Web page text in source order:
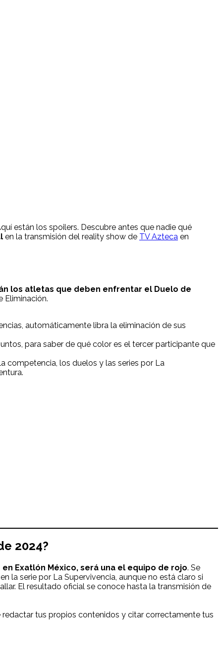
están los spoilers. Descubre antes que nadie qué
en la transmisión del reality show de TV Azteca en
los atletas que deben enfrentar el Duelo de
Eliminación.
automáticamente libra la eliminación de sus
para saber de qué color es el tercer participante que
competencia, los duelos y las series por La
2024?
Exatlón México, será una el equipo de rojo. Se
la serie por La Supervivencia, aunque no está claro si
El resultado oficial se conoce hasta la transmisión de
tus propios contenidos y citar correctamente tus